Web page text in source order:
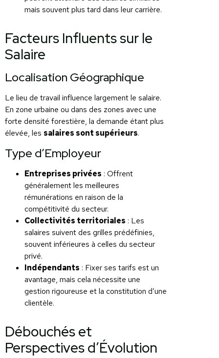
mais souvent plus tard dans leur carrière.
Facteurs Influents sur le
Salaire
Localisation Géographique
Le lieu de travail influence largement le salaire.
En zone urbaine ou dans des zones avec une
forte densité forestière, la demande étant plus
élevée, les salaires sont supérieurs.
Type d’Employeur
Entreprises privées : Offrent
généralement les meilleures
rémunérations en raison de la
compétitivité du secteur.
Collectivités territoriales : Les
salaires suivent des grilles prédéfinies,
souvent inférieures à celles du secteur
privé.
Indépendants : Fixer ses tarifs est un
avantage, mais cela nécessite une
gestion rigoureuse et la constitution d’une
clientèle.
Débouchés et
Perspectives d’Évolution